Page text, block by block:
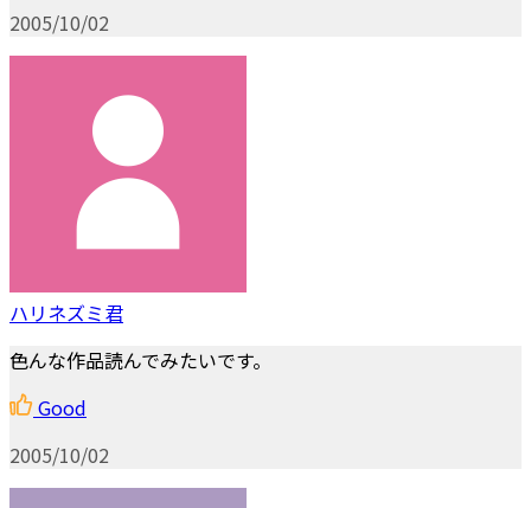
2005/10/02
ハリネズミ君
色んな作品読んでみたいです。
Good
2005/10/02